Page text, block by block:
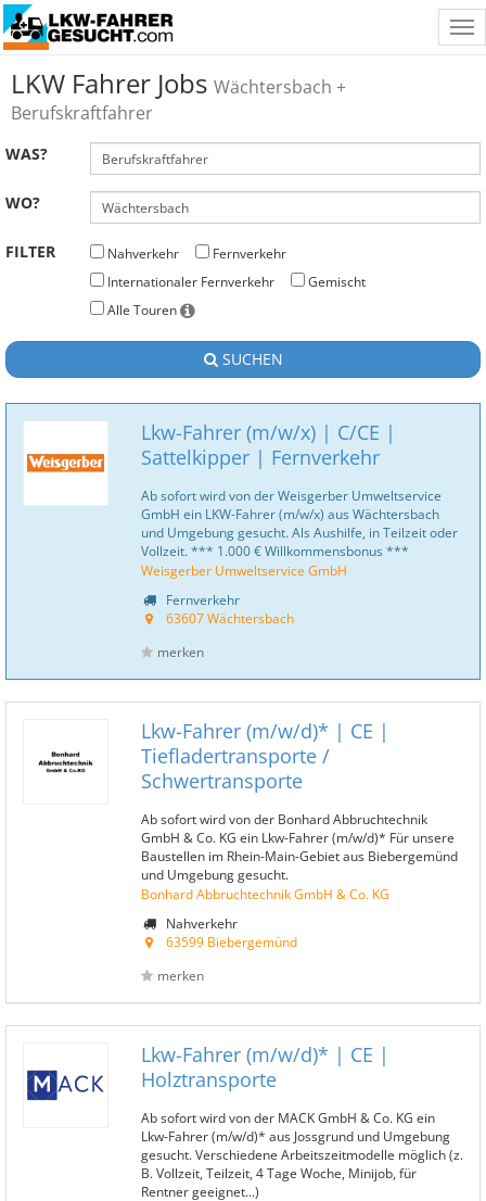
LKW Fahrer Jobs Wächtersbach +
Berufskraftfahrer
WAS?
WO?
FILTER Nahverkehr
Fernverkehr
Internationaler Fernverkehr
Gemischt
Alle Touren
SUCHEN
Lkw-Fahrer (m/w/x) | C/CE |
Sattelkipper | Fernverkehr
Ab sofort wird von der Weisgerber Umweltservice
GmbH ein LKW-Fahrer (m/w/x) aus Wächtersbach
und Umgebung gesucht. Als Aushilfe, in Teilzeit oder
Vollzeit. *** 1.000 € Willkommensbonus ***
Weisgerber Umweltservice GmbH
Fernverkehr
63607 Wächtersbach
merken
Lkw-Fahrer (m/w/d)* | CE |
Tiefladertransporte /
Schwertransporte
Ab sofort wird von der Bonhard Abbruchtechnik
GmbH & Co. KG ein Lkw-Fahrer (m/w/d)* Für unsere
Baustellen im Rhein-Main-Gebiet aus Biebergemünd
und Umgebung gesucht.
Bonhard Abbruchtechnik GmbH & Co. KG
Nahverkehr
63599 Biebergemünd
merken
Lkw-Fahrer (m/w/d)* | CE |
Holztransporte
Ab sofort wird von der MACK GmbH & Co. KG ein
Lkw-Fahrer (m/w/d)* aus Jossgrund und Umgebung
gesucht. Verschiedene Arbeitszeitmodelle möglich (z.
B. Vollzeit, Teilzeit, 4 Tage Woche, Minijob, für
Rentner geeignet...)